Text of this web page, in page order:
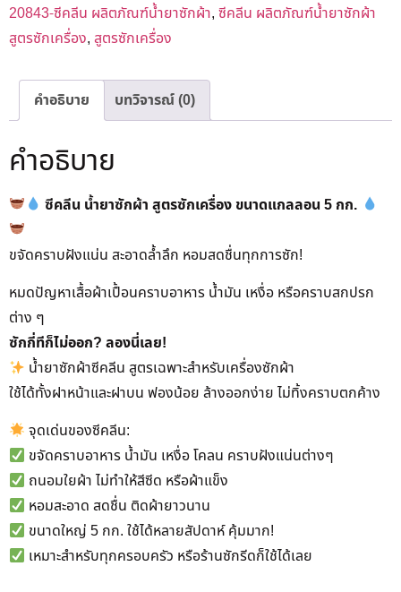
20843-ซีคลีน ผลิตภัณฑ์น้ำยาซักผ้า, ซีคลีน ผลิตภัณฑ์น้ำยาซักผ้า
สูตรซักเครื่อง, สูตรซักเครื่อง
คำอธิบาย บทวิจารณ์ (0)
คำอธิบาย
ซีคลีน น้ำยาซักผ้า สูตรซักเครื่อง ขนาดแกลลอน 5 กก.
ขจัดคราบฝังแน่น สะอาดล้ำลึก หอมสดชื่นทุกการซัก!
หมดปัญหาเสื้อผ้าเปื้อนคราบอาหาร น้ำมัน เหงื่อ หรือคราบสกปรก
ต่าง ๆ
ซักกี่ทีก็ไม่ออก? ลองนี่เลย!
น้ำยาซักผ้าซีคลีน สูตรเฉพาะสำหรับเครื่องซักผ้า
ใช้ได้ทั้งฝาหน้าและฝาบน ฟองน้อย ล้างออกง่าย ไม่ทิ้งคราบตกค้าง
จุดเด่นของซีคลีน:
ขจัดคราบอาหาร น้ำมัน เหงื่อ โคลน คราบฝังแน่นต่างๆ
ถนอมใยผ้า ไม่ทำให้สีซีด หรือผ้าแข็ง
หอมสะอาด สดชื่น ติดผ้ายาวนาน
ขนาดใหญ่ 5 กก. ใช้ได้หลายสัปดาห์ คุ้มมาก!
เหมาะสำหรับทุกครอบครัว หรือร้านซักรีดก็ใช้ได้เลย